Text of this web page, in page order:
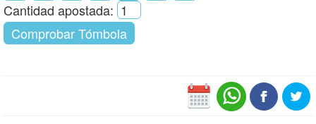
Cantidad apostada:
Comprobar Tómbola